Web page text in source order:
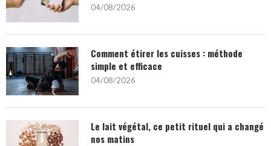
04/08/2026
Comment étirer les cuisses : méthode
simple et efficace
04/08/2026
Le lait végétal, ce petit rituel qui a changé
nos matins